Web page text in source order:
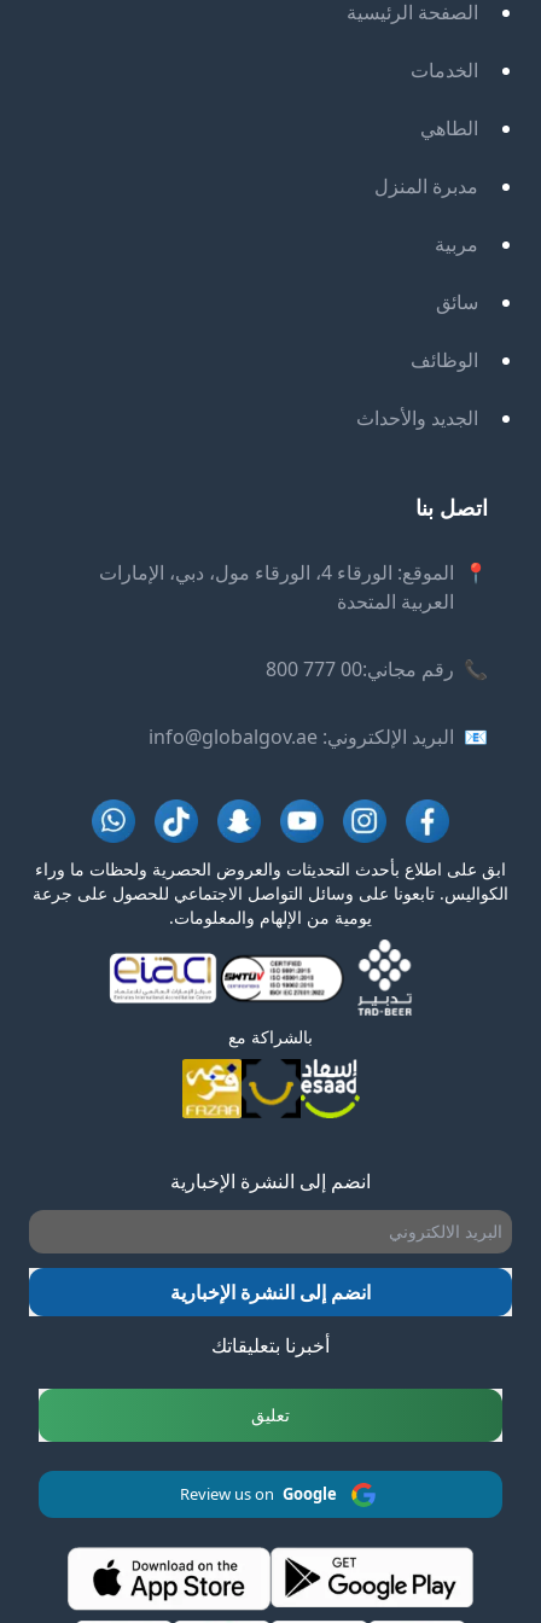
الصفحة الرئيسية
الخدمات
الطاهي
مدبرة المنزل
مربية
سائق
الوظائف
الجديد والأحداث
اتصل بنا
📍
الموقع: الورقاء 4، الورقاء مول، دبي، الإمارات
العربية المتحدة
📞 رقم مجاني:00 777 800
📧 البريد الإلكتروني: info@globalgov.ae
ابق على اطلاع بأحدث التحديثات والعروض الحصرية ولحظات ما وراء
الكواليس. تابعونا على وسائل التواصل الاجتماعي للحصول على جرعة
يومية من الإلهام والمعلومات.
بالشراكة مع
انضم إلى النشرة الإخبارية
انضم إلى النشرة الإخبارية
أخبرنا بتعليقاتك
تعليق
Review us on Google